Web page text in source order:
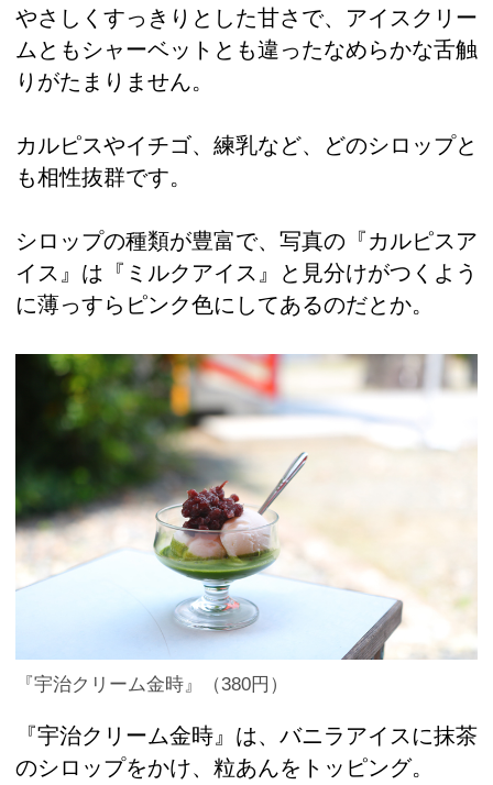
やさしくすっきりとした甘さで、アイスクリー
ムともシャーベットとも違ったなめらかな舌触
りがたまりません。
カルピスやイチゴ、練乳など、どのシロップと
も相性抜群です。
シロップの種類が豊富で、写真の『カルピスア
イス』は『ミルクアイス』と見分けがつくよう
に薄っすらピンク色にしてあるのだとか。
『宇治クリーム金時』（380円）
『宇治クリーム金時』は、バニラアイスに抹茶
のシロップをかけ、粒あんをトッピング。